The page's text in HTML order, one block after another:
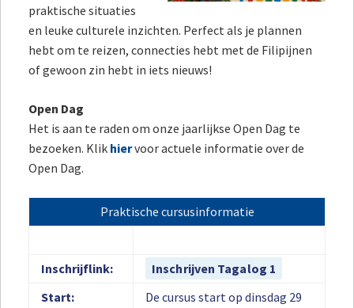
praktische situaties
en leuke culturele inzichten. Perfect als je plannen
hebt om te reizen, connecties hebt met de Filipijnen
of gewoon zin hebt in iets nieuws!
Open Dag
Het is aan te raden om onze jaarlijkse Open Dag te
bezoeken. Klik hiervoor actuele informatie over de
Open Dag.
Praktische cursusinformatie
Inschrijflink:
Inschrijven Tagalog 1
Start:
De cursus start op dinsdag 29